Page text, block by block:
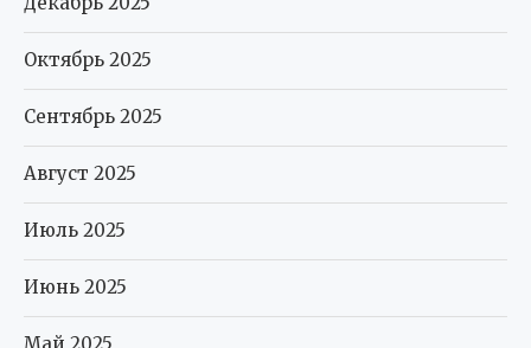
Октябрь 2025
Сентябрь 2025
Август 2025
Июль 2025
Июнь 2025